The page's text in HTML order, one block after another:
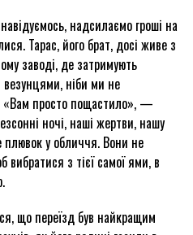
надсилаємо гроші на
Тарас, його брат, досі живе з
заводі, де затримують
ніби ми не
«Вам просто пощастило», —
ночі, наші жертви, нашу
плювок у обличчя. Вони не
з тієї самої ями, в
що переїзд був найкращим